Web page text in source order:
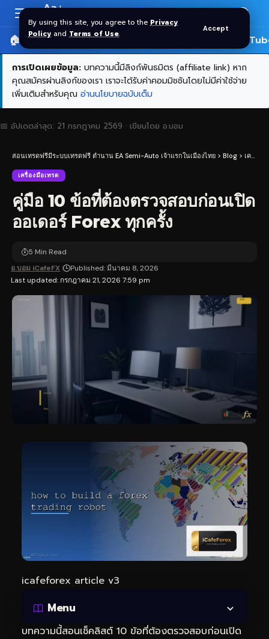
By using this site, you agree to the Privacy
Policy and Terms of Use.
Accept
Resizer
Aa
🏠 หน้าแรก ราคาทอง SPDR 🎬
การเปิดเผยข้อมูล: บทความนี้มีลิงก์พันธมิตร (affiliate link) หาก
คุณสมัครผ่านลิงก์ของเรา เราจะได้รับค่าคอมมิชชันโดยไม่มีค่าใช้จ่าย
เพิ่มเติมสำหรับคุณ อ่านนโยบายฉบับเต็ม
📅 อัปเดตล่าสุด: 21 กรกฎาคม 2569 · เขียนโดย อ.บอม
สอนเทรดฟรีมีระบบเทรดฟรี ตำนาน EA Semi-Auto เจ้าแรกในเมืองไทย > Blog > เครื่องมือเทรด
เครื่องมือเทรด
คู่มือ 10 ข้อที่ต้องตรวจสอบก่อนเปิด
ออเดอร์ Forex ทุกครั้ง
Last updated: กรกฎาคม 21, 2026 7:59 pm
อ.บอม iCafeFX Published: มีนาคม 8, 2026
5 Min Read
icafeforex article v3
Menu
บทความนี้สอนเช็คลิสต์ 10 ข้อที่ต้องตรวจสอบก่อนเปิด